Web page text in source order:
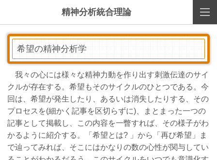
精神分析統合理論
希望の精神分析学
我々の心には様々な精神力動を作り出す刺激伝達のサイ
クルが存在する。希望もそのサイクルのひとつである。今
回は、希望が発生したり、あるいは消失したりする、その
プロセスを(細かく記事を区切らずに)、まとまった一つの
記事として掲載し、この内容を一瞥すれば、その様子がわ
かるように紹介する。「希望とは? 」から「再び希望」ま
で辿ってみれば、そこにはかなりの数の心性が関与してい